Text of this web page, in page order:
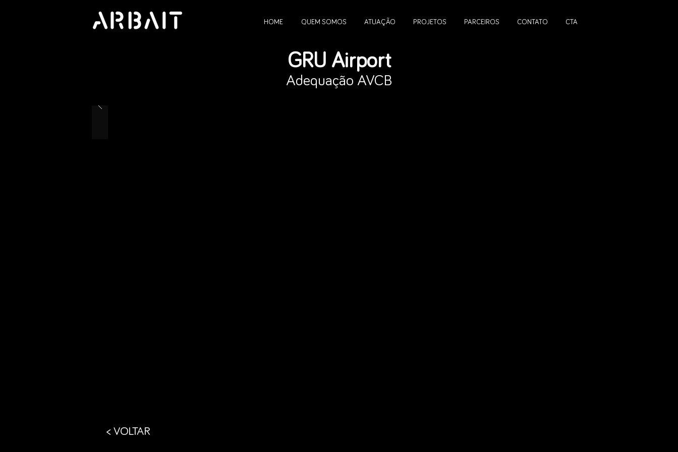
HOME QUEM SOMOS ATUAÇÃO PROJETOS PARCEIROS CONTATO CTA
GRU Airport
Adequação AVCB
< VOLTAR